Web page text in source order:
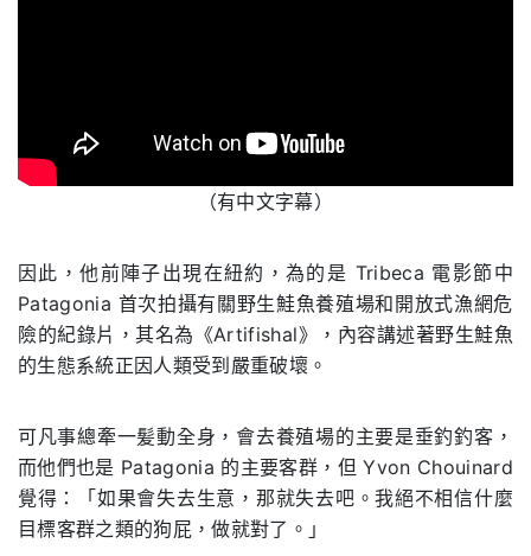
（有中文字幕）
因此，他前陣子出現在紐約，為的是 Tribeca 電影節中
Patagonia 首次拍攝有關野生鮭魚養殖場和開放式漁網危
險的紀錄片，其名為《Artifishal》，內容講述著野生鮭魚
的生態系統正因人類受到嚴重破壞。
可凡事總牽一髪動全身，會去養殖場的主要是垂釣釣客，
而他們也是 Patagonia 的主要客群，但 Yvon Chouinard
覺得 ：「如果會失去生意，那就失去吧。我絕不相信什麼
目標客群之類的狗屁，做就對了。」